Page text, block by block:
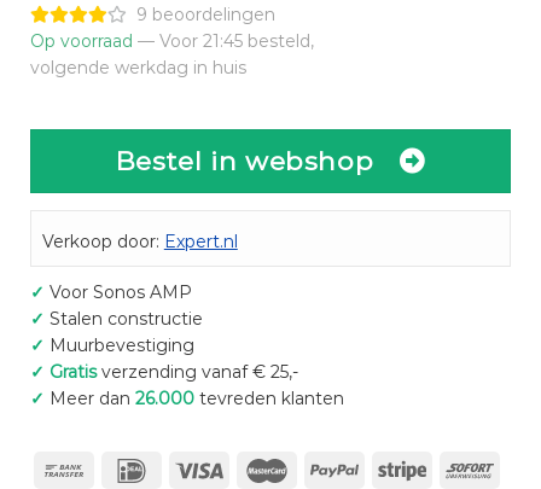
€298,80.€249,00.
9 beoordelingen
Op voorraad — Voor 21:45 besteld,
volgende werkdag in huis
Bestel in webshop
Verkoop door: Expert.nl
✓ Voor Sonos AMP
✓ Stalen constructie
✓ Muurbevestiging
✓ Gratisverzending vanaf € 25,-
✓ Meer dan 26.000tevreden klanten